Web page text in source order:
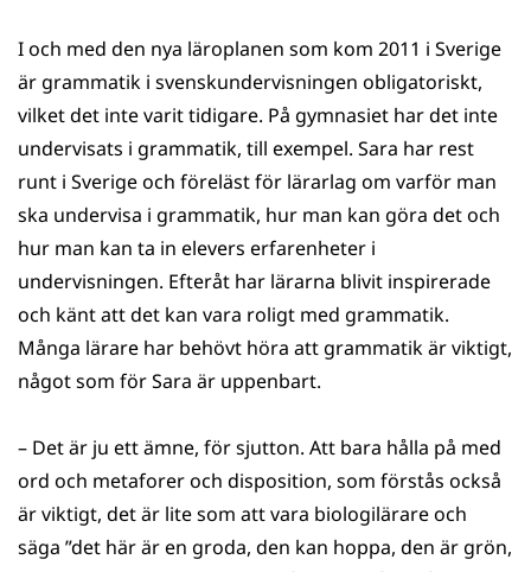
I och med den nya läroplanen som kom 2011 i Sverige
är grammatik i svenskundervisningen obligatoriskt,
vilket det inte varit tidigare. På gymnasiet har det inte
undervisats i grammatik, till exempel. Sara har rest
runt i Sverige och föreläst för lärarlag om varför man
ska undervisa i grammatik, hur man kan göra det och
hur man kan ta in elevers erfarenheter i
undervisningen. Efteråt har lärarna blivit inspirerade
och känt att det kan vara roligt med grammatik.
Många lärare har behövt höra att grammatik är viktigt,
något som för Sara är uppenbart.
– Det är ju ett ämne, för sjutton. Att bara hålla på med
ord och metaforer och disposition, som förstås också
är viktigt, det är lite som att vara biologilärare och
säga ”det här är en groda, den kan hoppa, den är grön,